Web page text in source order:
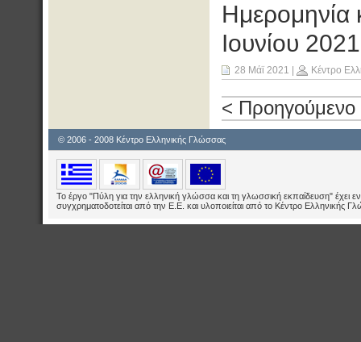
Ημερομηνία
Ιουνίου 2021
28 Μάϊ 2021 Κέντρο
< Προηγούμενο
© 2006 - 2008 Κέντρο Ελληνικής Γλώσσας
Το έργο "Πύλη για την ελληνική γλώσσα και τη γλωσσική εκπαίδευση" έχει
συγχρηματοδοτείται από την Ε.E. και υλοποιείται από το Κέντρο Ελληνικής